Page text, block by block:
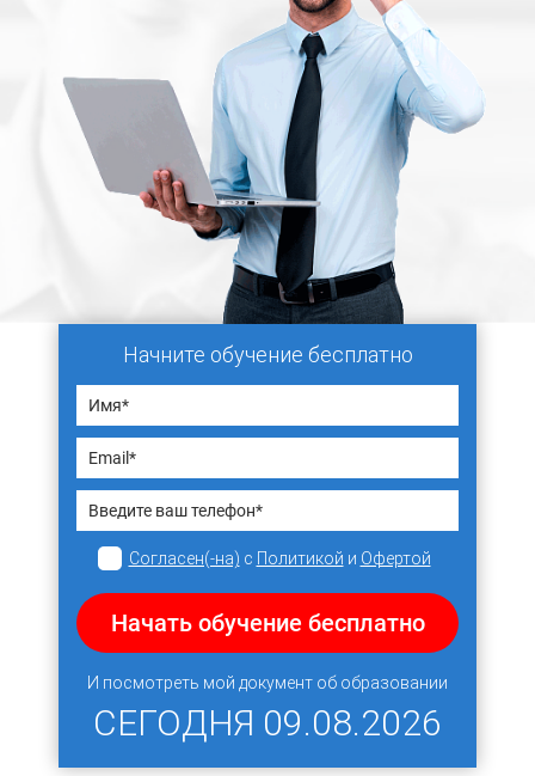
Начните обучение бесплатно
Согласен(-на) с Политикой и Офертой
Начать обучение бесплатно
И посмотреть мой документ об образовании
СЕГОДНЯ 09.08.2026